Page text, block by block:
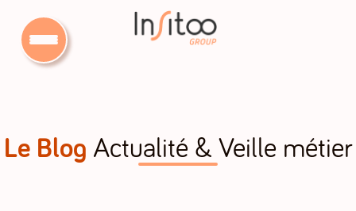
Le Blog Actualité & Veille métier